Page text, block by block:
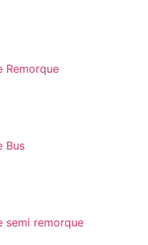
Remorque
Bus
semi remorque